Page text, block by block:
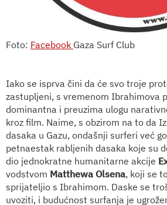
Foto: Facebook Gaza Surf Club
Iako se isprva čini da će svo troje
zastupljeni, s vremenom Ibrahimova
dominantna i preuzima ulogu
kroz film. Naime, s obzirom na to da
dasaka u Gazu, ondašnji surferi već
petnaestak rabljenih dasaka koje su
dio jednokratne humanitarne akcije
vodstvom Matthewa Olsena, koji se
sprijateljio s Ibrahimom. Daske se
uvoziti, i budućnost surfanja je